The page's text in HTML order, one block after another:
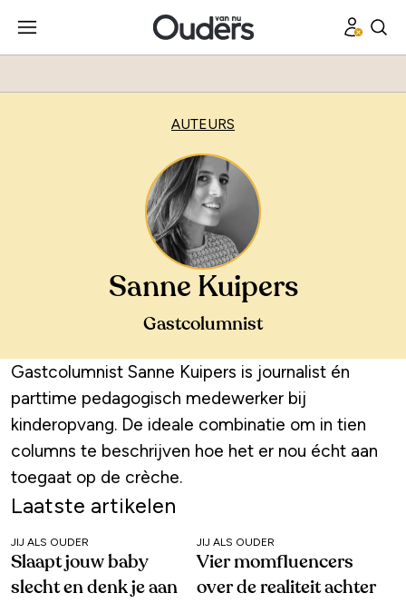
AUTEURS
Sanne Kuipers
Gastcolumnist
Gastcolumnist Sanne Kuipers is journalist én
parttime pedagogisch medewerker bij
kinderopvang. De ideale combinatie om in tien
columns te beschrijven hoe het er nou écht aan
toegaat op de crèche.
Laatste artikelen
JIJ ALS OUDER
Slaapt jouw baby
slecht en denk je aan
JIJ ALS OUDER
Vier momfluencers
over de realiteit achter